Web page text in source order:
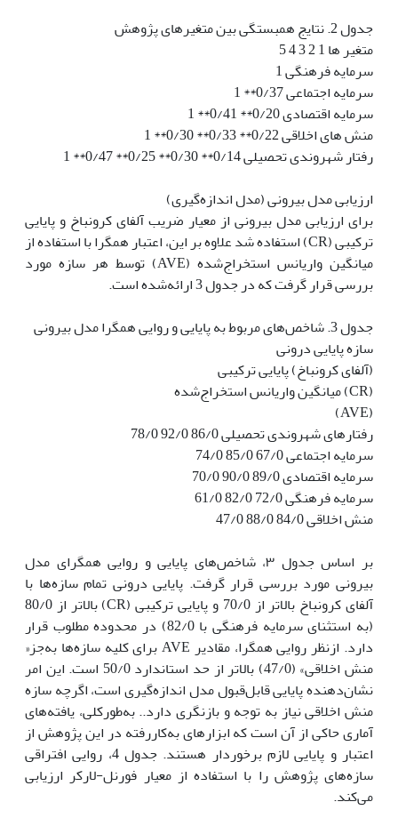
جدول 2. نتایج همبستگی بین متغیرهای پژوهش
متغیر ها 1 2 3 4 5
سرمایه فرهنگی 1
سرمایه اجتماعی 0/37** 1
سرمایه اقتصادی 0/20** 0/41** 1
منش های اخلاقی 0/22** 0/33** 0/30** 1
رفتار شهروندی تحصیلی 0/14** 0/30** 0/25** 0/47** 1
ارزیابی مدل بیرونی (مدل اندازه‌گیری)
برای ارزیابی مدل بیرونی از معیار ضریب آلفای کرونباخ و پایایی
ترکیبی (CR) استفاده شد علاوه بر این، اعتبار همگرا با استفاده از
میانگین واریانس استخراج‌شده (AVE) توسط هر سازه مورد
بررسی قرار گرفت که در جدول 3 ارائه‌شده است.
جدول 3. شاخص‌های مربوط به پایایی و روایی همگرا مدل بیرونی
سازه پایایی درونی
(آلفای کرونباخ) پایایی ترکیبی
(CR) میانگین واریانس استخراج‌شده
(AVE)
رفتارهای شهروندی تحصیلی 86/0 92/0 78/0
سرمایه اجتماعی 67/0 85/0 74/0
سرمایه اقتصادی 89/0 90/0 70/0
سرمایه فرهنگی 72/0 82/0 61/0
منش اخلاقی 84/0 88/0 47/0
بر اساس جدول ۳، شاخص‌های پایایی و روایی همگرای مدل
بیرونی مورد بررسی قرار گرفت. پایایی درونی تمام سازه‌ها با
آلفای کرونباخ بالاتر از 70/0 و پایایی ترکیبی (CR) بالاتر از 80/0
(به استثنای سرمایه فرهنگی با 82/0) در محدوده مطلوب قرار
دارد. ازنظر روایی همگرا، مقادیر AVE برای کلیه سازه‌ها به‌جز«
منش اخلاقی» (47/0) بالاتر از حد استاندارد 50/0 است. این امر
نشان‌دهنده پایایی قابل‌قبول مدل اندازه‌گیری است، اگرچه سازه
منش اخلاقی نیاز به توجه و بازنگری دارد.. به‌طورکلی، یافته‌های
آماری حاکی از آن است که ابزارهای به‌کاررفته در این پژوهش از
اعتبار و پایایی لازم برخوردار هستند. جدول 4، روایی افتراقی
سازه‌های پژوهش را با استفاده از معیار فورنل-لارکر ارزیابی
می‌کند.